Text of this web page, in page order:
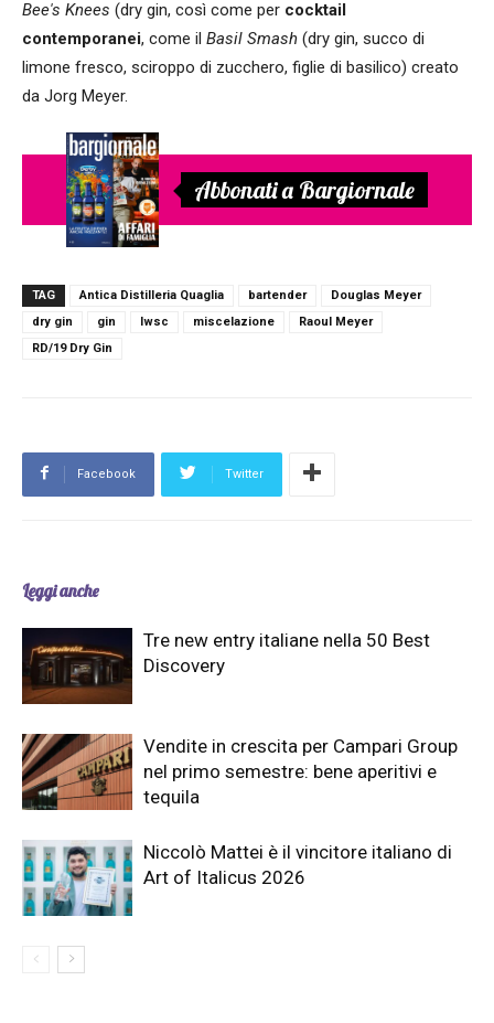
Bee's Knees (dry gin, così come per cocktail
contemporanei, come il Basil Smash (dry gin, succo di
limone fresco, sciroppo di zucchero, figlie di basilico) creato
da Jorg Meyer.
Abbonati a Bargiornale
TAG Antica Distilleria Quaglia bartender
Douglas Meyer
dry gin
gin Iwsc miscelazione
Raoul Meyer
RD/19 Dry Gin
Facebook Twitter
Leggi anche
Tre new entry italiane nella 50 Best
Discovery
Vendite in crescita per Campari Group
nel primo semestre: bene aperitivi e
tequila
Niccolò Mattei è il vincitore italiano di
Art of Italicus 2026